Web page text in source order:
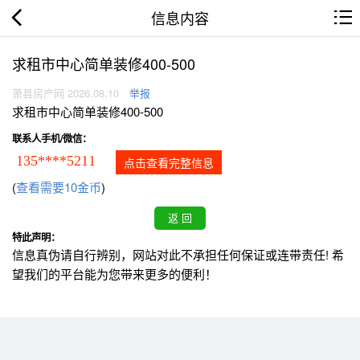
信息内容
求租市中心简单装修400-500
萧县房产网 2026.08.10 举报
求租市中心简单装修400-500
联系人手机/微信：
135****5211 点击查看完整信息
(查看需要10金币)
特此声明：
信息真伪请自行辨别，网站对此不承担任何保证或连带责任! 希
望我们的平台能为您带来更多的便利！